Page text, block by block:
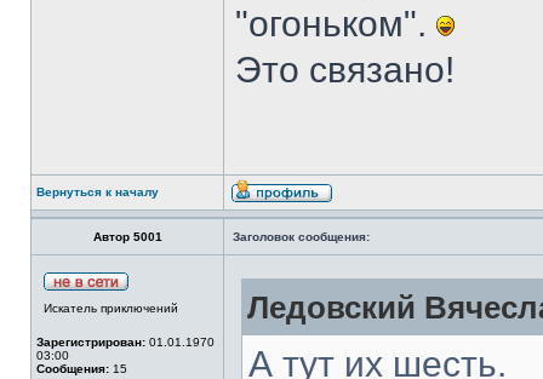
"огоньком".
Это связано!
Вернуться к началу
Автор 5001 Заголовок сообщения:
Искатель приключений
Зарегистрирован: 01.01.1970
03:00
Сообщения: 15
Ледовский
А тут их шесть.